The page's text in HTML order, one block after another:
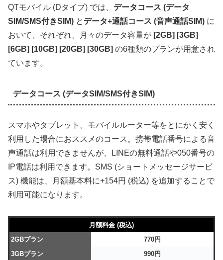
QTモバイル (Dタイプ) では、 データコース (データ
SIM/SMS付きSIM) と データ+通話コース (音声通話SIM) に
おいて、それぞれ、月々のデータ容量が [2GB] [3GB]
[6GB] [10GB] [20GB] [30GB] の6種類のプランが用意され
ています。
データコース (データSIM/SMS付きSIM)
スマホやタブレット、モバイルルーター等をとにかく安く
利用した場合におススメのコース。携帯電話番号による音
声通話は利用できませんが、LINEの無料通話や050番号の
IP電話は利用できます。SMS (ショートメッセージサービ
ス) 機能は、月額基本料に+154円 (税込) を追加することで
利用可能になります。
月額料金 (税込)
2GBプラン
770円
3GBプラン
990円